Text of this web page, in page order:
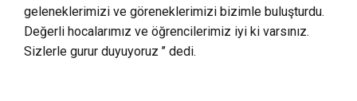
geleneklerimizi ve göreneklerimizi bizimle buluşturdu.
Değerli hocalarımız ve öğrencilerimiz iyi ki varsınız.
Sizlerle gurur duyuyoruz ’’ dedi.